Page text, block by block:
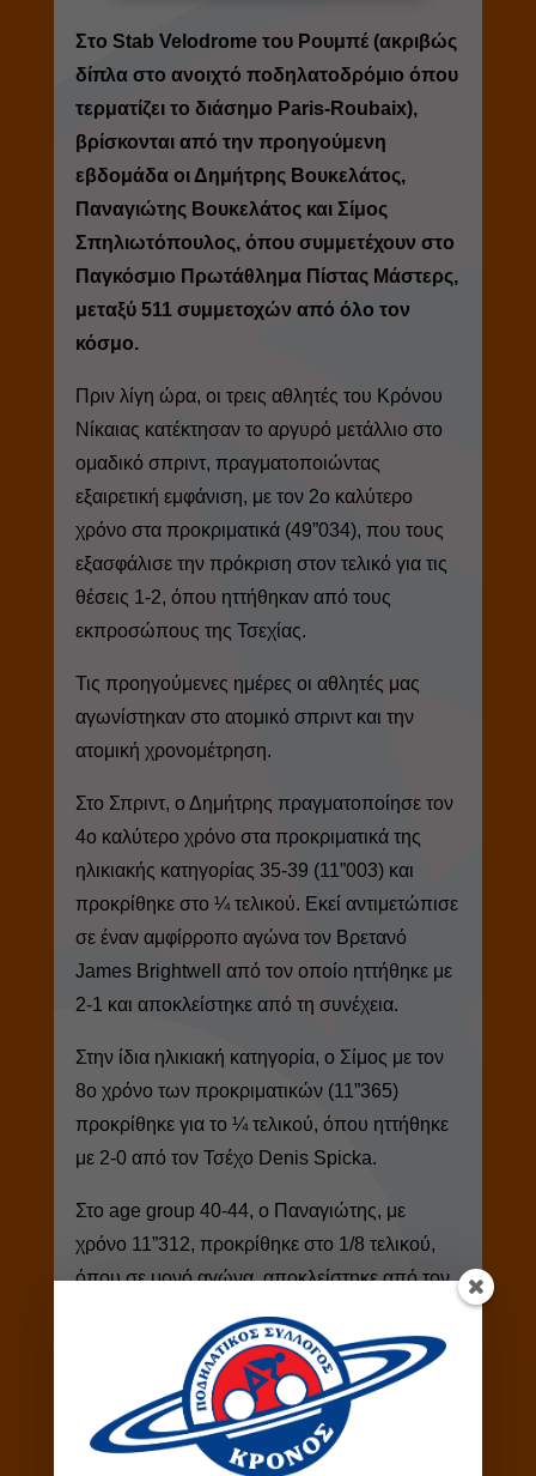
Στο Stab Velodrome του Ρουμπέ (ακριβώς
δίπλα στο ανοιχτό ποδηλατοδρόμιο όπου
τερματίζει το διάσημο Paris-Roubaix),
βρίσκονται από την προηγούμενη
εβδομάδα οι Δημήτρης Βουκελάτος,
Παναγιώτης Βουκελάτος και Σίμος
Σπηλιωτόπουλος, όπου συμμετέχουν στο
Παγκόσμιο Πρωτάθλημα Πίστας Μάστερς,
μεταξύ 511 συμμετοχών από όλο τον
κόσμο.
Πριν λίγη ώρα, οι τρεις αθλητές του Κρόνου
Νίκαιας κατέκτησαν το αργυρό μετάλλιο στο
ομαδικό σπριντ, πραγματοποιώντας
εξαιρετική εμφάνιση, με τον 2ο καλύτερο
χρόνο στα προκριματικά (49”034), που τους
εξασφάλισε την πρόκριση στον τελικό για τις
θέσεις 1-2, όπου ηττήθηκαν από τους
εκπροσώπους της Τσεχίας.
Τις προηγούμενες ημέρες οι αθλητές μας
αγωνίστηκαν στο ατομικό σπριντ και την
ατομική χρονομέτρηση.
Στο Σπριντ, ο Δημήτρης πραγματοποίησε τον
4ο καλύτερο χρόνο στα προκριματικά της
ηλικιακής κατηγορίας 35-39 (11”003) και
προκρίθηκε στο ¼ τελικού. Εκεί αντιμετώπισε
σε έναν αμφίρροπο αγώνα τον Βρετανό
James Brightwell από τον οποίο ηττήθηκε με
2-1 και αποκλείστηκε από τη συνέχεια.
Στην ίδια ηλικιακή κατηγορία, ο Σίμος με τον
8ο χρόνο των προκριματικών (11”365)
προκρίθηκε για το ¼ τελικού, όπου ηττήθηκε
με 2-0 από τον Τσέχο Denis Spicka.
Στο age group 40-44, ο Παναγιώτης, με
χρόνο 11”312, προκρίθηκε στο 1/8 τελικού,
όπου σε μονό αγώνα, αποκλείστηκε από τον
Στην Ατομική χρονομέτρηση, (1000μ για το
Age Group 35-39) o Δημήτρης Βουκελάτος
κατέλαβε την 9η και ο Σπηλιωτόπουλος τη
10η θέση, με χρόνους 1’09”631 και 1’10”165